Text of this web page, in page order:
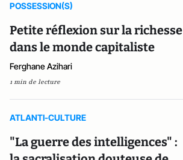
POSSESSION(S)
Petite réflexion sur la richesse
dans le monde capitaliste
Ferghane Azihari
1 min de lecture
ATLANTI-CULTURE
"La guerre des intelligences" :